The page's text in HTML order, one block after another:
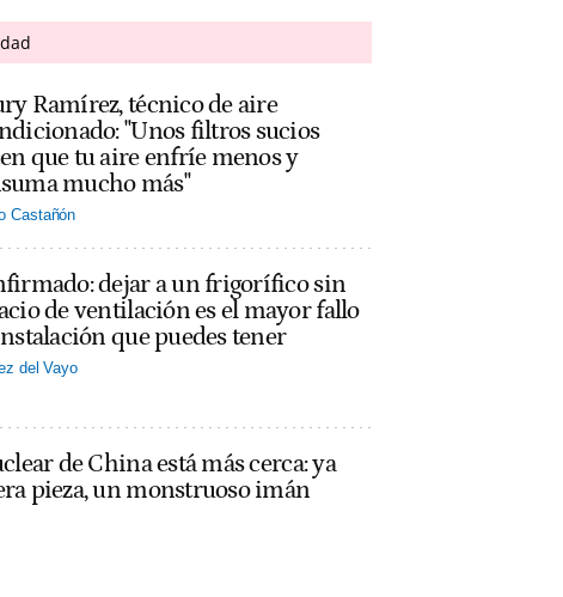
Ramírez, técnico de aire
"Unos filtros sucios
que tu aire enfríe menos y
mucho más"
Castañón
dejar a un frigorífico sin
de ventilación es el mayor fallo
que puedes tener
del Vayo
de China está más cerca: ya
pieza, un monstruoso imán